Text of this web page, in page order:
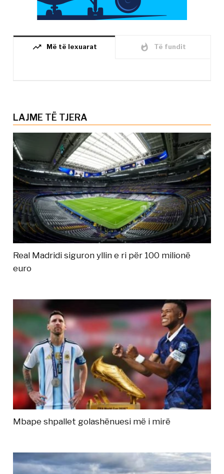
trending_up Më të lexuarat whatshot Të fundit
LAJME TË TJERA
Real Madridi siguron yllin e ri për 100 milionë
euro
Mbape shpallet golashënuesi më i mirë